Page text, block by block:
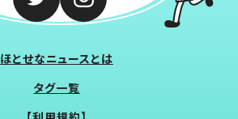
ほとせなニュースとは
タグ一覧